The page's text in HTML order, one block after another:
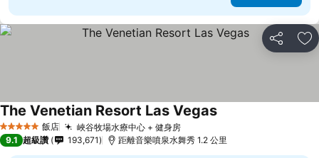
分享 加
5 星級 飯店 峽谷牧場水療中心 + 健身房查看價格
The Venetian Resort Las Vegas查看價格
9.1 超級讚 193,671 距離音樂噴泉水舞秀 1.2 公里